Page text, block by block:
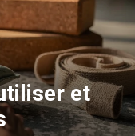
et